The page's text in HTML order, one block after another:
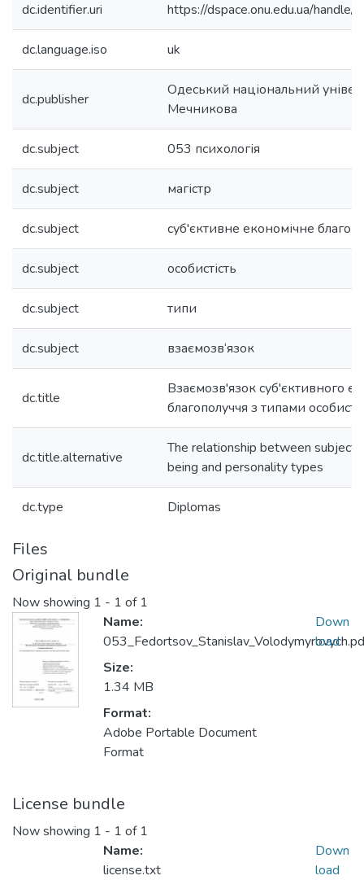
dc.identifier.uri https://dspace.onu.edu.ua/
dc.language.iso uk
dc.publisher
Одеський національний
Мечникова
dc.subject 053 психологія
dc.subject магістр
dc.subject суб'єктивне економічне
dc.subject особистість
dc.subject типи
dc.subject взаємозв‘язок
dc.title
Взаємозв'язок суб'єктивного
благополуччя з типами
dc.title.alternative
The relationship between
being and personality types
dc.type Diplomas
Files
Original bundle
Now showing 1 - 1 of 1
Name:
Size:
1.34 MB
Format:
Adobe Portable Document
Format
Down
load
License bundle
Now showing 1 - 1 of 1
Name:
license.txt
Down
load